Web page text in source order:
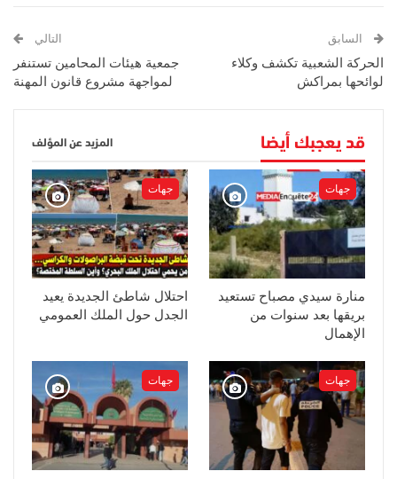
السابق
الحركة الشعبية تكشف وكلاء
لوائحها بمراكش
التالي
جمعية هيئات المحامين تستنفر
لمواجهة مشروع قانون المهنة
قد يعجبك أيضا المزيد عن المؤلف
جهات
منارة سيدي مصباح تستعيد
بريقها بعد سنوات من
الإهمال
جهات
احتلال شاطئ الجديدة يعيد
الجدل حول الملك العمومي
جهات جهات